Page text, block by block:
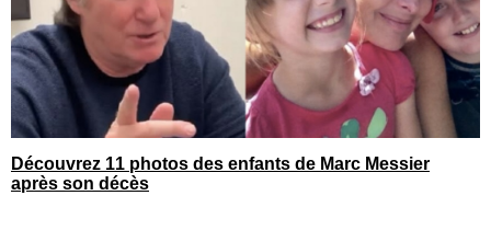
Découvrez 11 photos des enfants de Marc Messier
après son décès